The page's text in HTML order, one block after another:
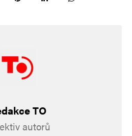
TO
autorů